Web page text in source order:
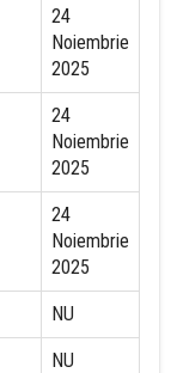
24
Noiembrie
2025
24
Noiembrie
2025
24
Noiembrie
2025
NU
NU